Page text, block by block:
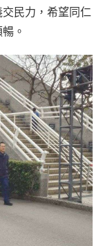
民力，希望同仁
。